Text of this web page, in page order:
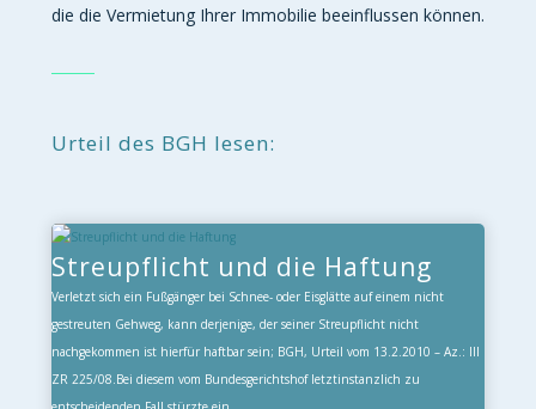
die die Vermietung Ihrer Immobilie beeinflussen können.
Urteil des BGH lesen:
Streupflicht und die Haftung
Verletzt sich ein Fußgänger bei Schnee- oder Eisglätte auf einem nicht
gestreuten Gehweg, kann derjenige, der seiner Streupflicht nicht
nachgekommen ist hierfür haftbar sein; BGH, Urteil vom 13.2.2010 – Az.: III
ZR 225/08.Bei diesem vom Bundesgerichtshof letztinstanzlich zu